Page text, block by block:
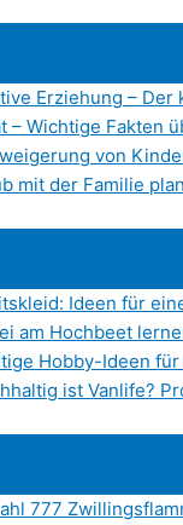
Erziehung – Der
– Wichtige Fakten
von
mit der Familie
Ideen für
am Hochbeet
Hobby-Ideen
ist Vanlife?
777